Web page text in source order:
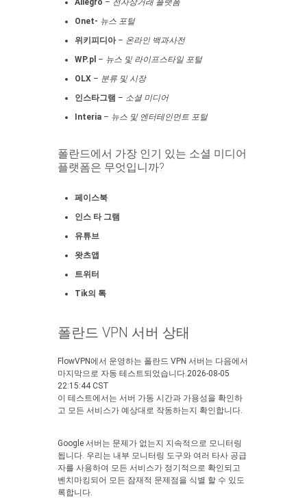
Allegro – 전자상거래 플랫폼
Onet- 뉴스 포털
위키피디아– 온라인 백과사전
WP.pl – 뉴스 및 라이프스타일 포털
OLX – 분류 및 시장
인스타그램 – 소셜 미디어
Interia – 뉴스 및 엔터테인먼트 포털
폴란드에서 가장 인기 있는 소셜 미디어
플랫폼은 무엇입니까?
페이스북
인스 타 그램
유튜브
왓츠앱
트위터
Tik의 톡
폴란드 VPN 서버 상태
FlowVPN에서 운영하는 폴란드 VPN 서버는 다음에서
마지막으로 자동 테스트되었습니다.2026-08-05
22:15:44 CST
이 테스트에서는 서버 가동 시간과 가용성을 확인하
고 모든 서비스가 예상대로 작동하는지 확인합니다.
Google 서버는 문제가 없는지 지속적으로 모니터링
됩니다. 우리는 내부 모니터링 도구와 여러 타사 공급
자를 사용하여 모든 서비스가 정기적으로 확인되고
벤치마킹되어 모든 잠재적 문제점을 식별 할 수 있도
록합니다.